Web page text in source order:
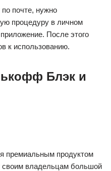
по почте, нужно
процедуру в личном
После этого
к использованию.
Блэк и
премиальным продуктом
своим владельцам большой